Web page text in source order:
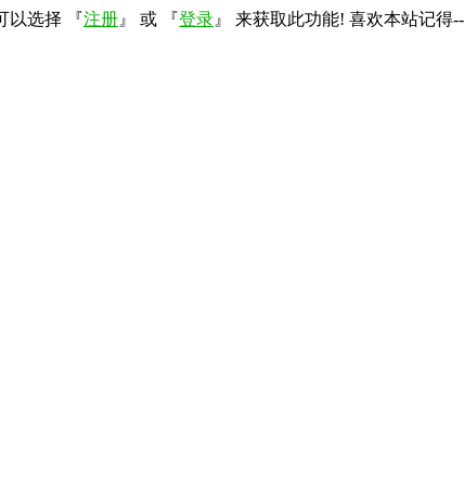
以选择 『注册 』 或 『登录 』 来获取此功能! 喜欢本站记得